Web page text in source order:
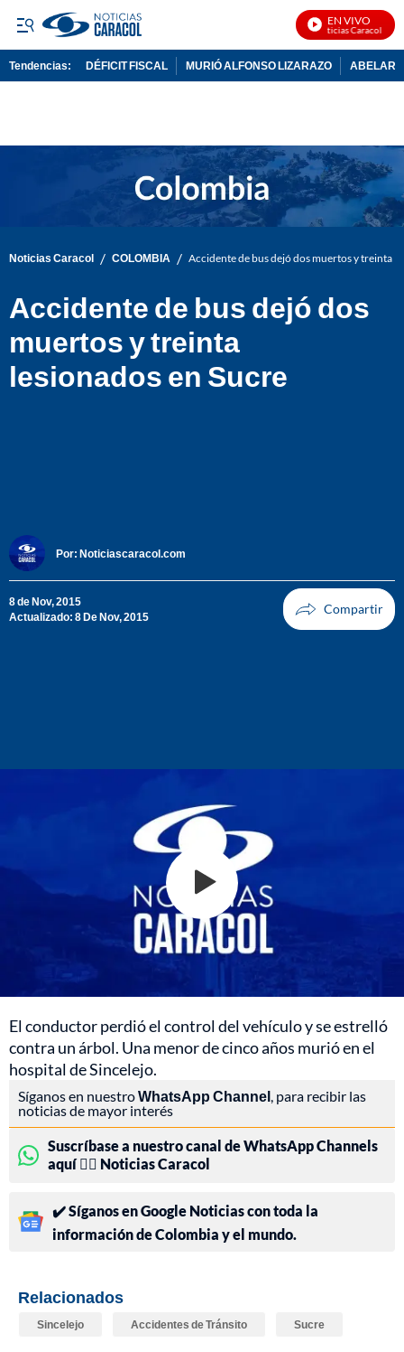
EN VIVO
Noticias Caracol En
Tendencias: DÉFICIT FISCAL MURIÓ ALFONSO LIZARAZO
Noticias Caracol / COLOMBIA / Accidente de bus dejó dos muertos y treinta
Accidente de bus dejó dos
muertos y treinta
lesionados en Sucre
Por: Noticiascaracol.com
8 de Nov, 2015
Actualizado: 8 De Nov, 2015
El conductor perdió el control del vehículo y se estrelló
contra un árbol. Una menor de cinco años murió en el
hospital de Sincelejo.
Síganos en nuestroWhatsApp Channel , para recibir las
noticias de mayor interés
Suscríbase a nuestro canal de WhatsApp Channels
aquí 👉🏻 Noticias Caracol
✔️ Síganos en Google Noticias con toda la
información de Colombia y el mundo.
Relacionados
Sincelejo Accidentes de Tránsito Sucre